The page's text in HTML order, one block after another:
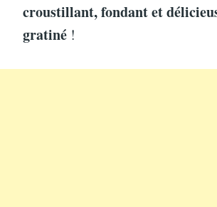
croustillant, fondant et
gratiné !